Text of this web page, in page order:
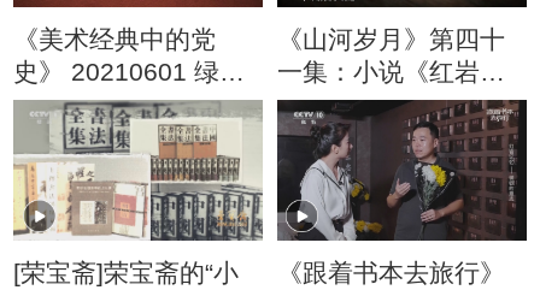
《美术经典中的党
史》 20210601 绿色
长城（40）
《山河岁月》第四十
一集：小说《红岩》
成为发行量最大的革
命历史小说之一
[荣宝斋]荣宝斋的“小
《跟着书本去旅行》